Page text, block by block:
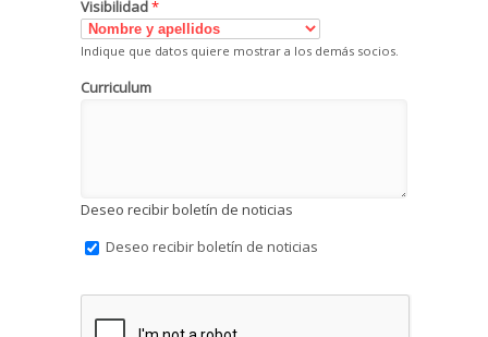
Visibilidad*
Indique que datos quiere mostrar a los demás socios.
Curriculum
Deseo recibir boletín de noticias
Deseo recibir boletín de noticias